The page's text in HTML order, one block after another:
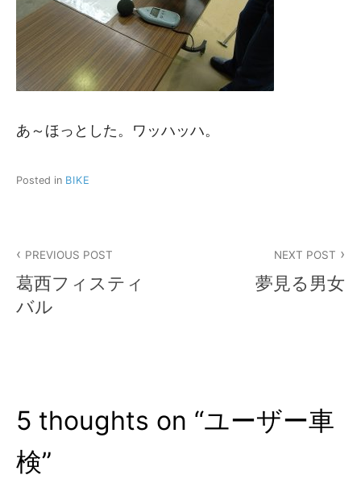
あ～ほっとした。ワッハッハ。
Posted in BIKE
稿
ナ
シ
ョ
PREVIOUS POST
葛西フィスティ
バル
NEXT POST
夢見る男女
5 thoughts on “ユーザー車
検”